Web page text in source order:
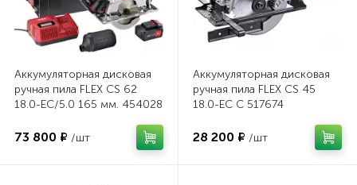
Аккумуляторная дисковая
ручная пила FLEX CS 62
18.0-EC/5.0 165 мм. 454028
73 800 ₽ /шт
Аккумуляторная дисковая
ручная пила FLEX CS 45
18.0-EC C 517674
28 200 ₽ /шт